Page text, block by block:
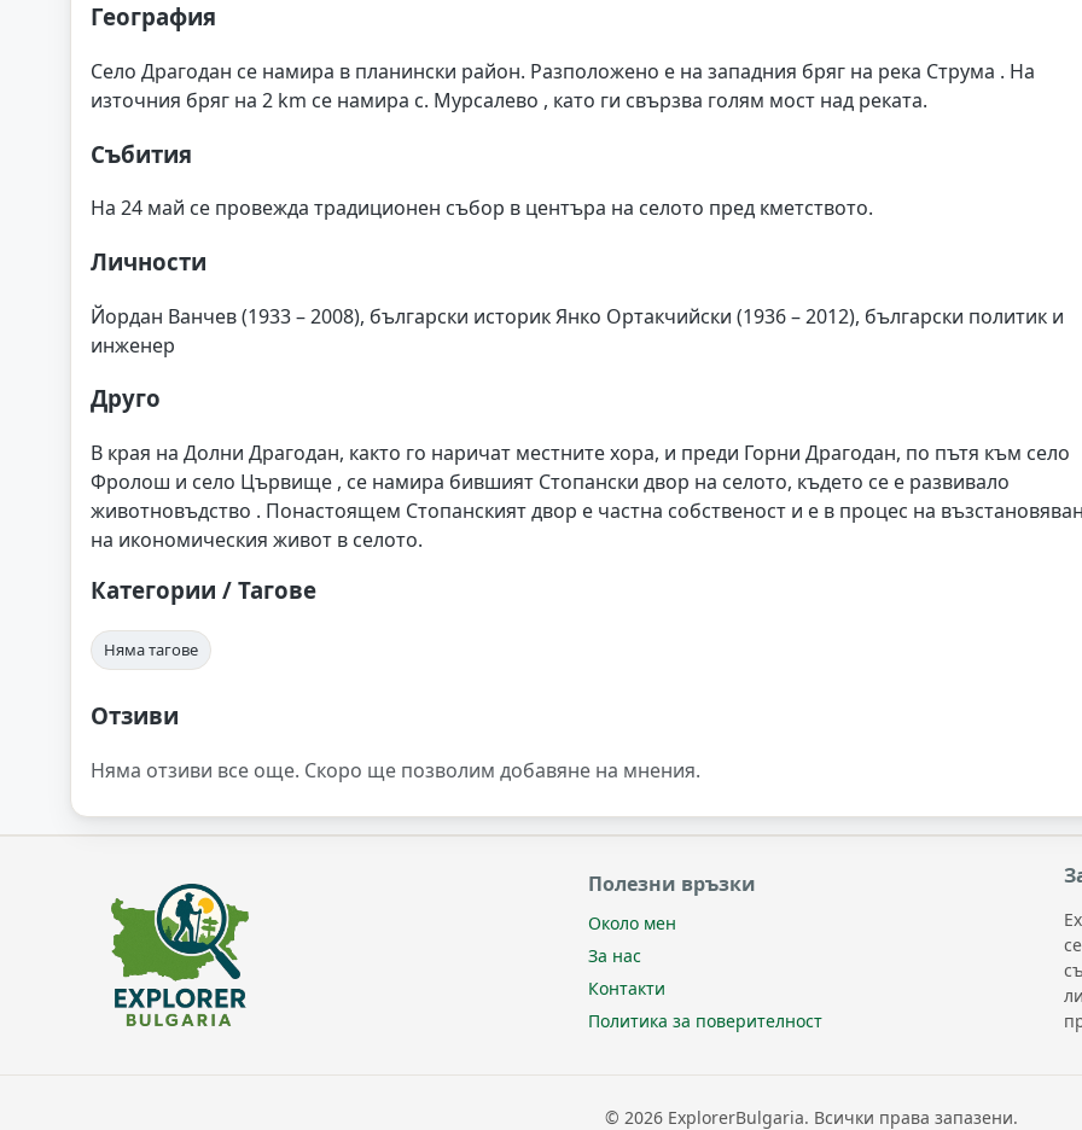
География
Село Драгодан се намира в планински район. Разположено е на западния бряг на река Струма . На
източния бряг на 2 km се намира с. Мурсалево , като ги свързва голям мост над реката.
Събития
На 24 май се провежда традиционен събор в центъра на селото пред кметството.
Личности
Йордан Ванчев (1933 – 2008), български историк Янко Ортакчийски (1936 – 2012), български политик и
инженер
Друго
В края на Долни Драгодан, както го наричат местните хора, и преди Горни Драгодан, по пътя към село
Фролош и село Цървище , се намира бившият Стопански двор на селото, където се е развивало
животновъдство . Понастоящем Стопанският двор е частна собственост и е в процес на
на икономическия живот в селото.
Категории / Тагове
Няма тагове
Отзиви
Няма отзиви все още. Скоро ще позволим добавяне на мнения.
Полезни връзки
Около мен
За нас
Контакти
Политика за поверителност
© 2026 ExplorerBulgaria. Всички права запазени.